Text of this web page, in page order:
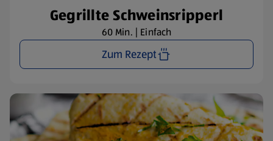
Gegrillte Schweinsripperl
60 Min. | Einfach
Zum Rezept